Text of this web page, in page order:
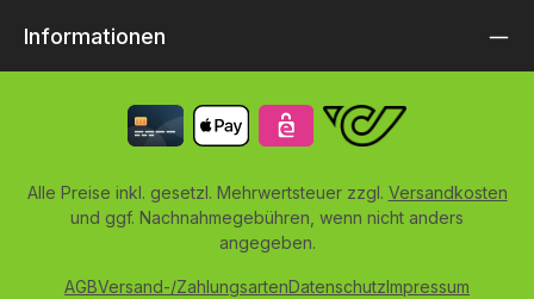
Informationen
Alle Preise inkl. gesetzl. Mehrwertsteuer zzgl. Versandkosten
und ggf. Nachnahmegebühren, wenn nicht anders
angegeben.
AGBVersand-/ZahlungsartenDatenschutzImpressum